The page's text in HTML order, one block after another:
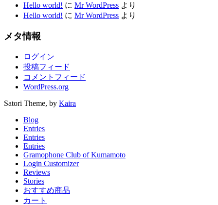
Hello world! に Mr WordPress より
Hello world! に Mr WordPress より
メタ情報
ログイン
投稿フィード
コメントフィード
WordPress.org
Satori Theme, by Kaira
Blog
Entries
Entries
Entries
Gramophone Club of Kumamoto
Login Customizer
Reviews
Stories
おすすめ商品
カート